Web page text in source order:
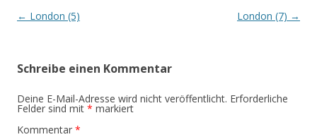
Beitrags-
← London (5) London (7) →
Schreibe einen Kommentar
Deine E-Mail-Adresse wird nicht veröffentlicht. Erforderliche
Felder sind mit * markiert
Kommentar *